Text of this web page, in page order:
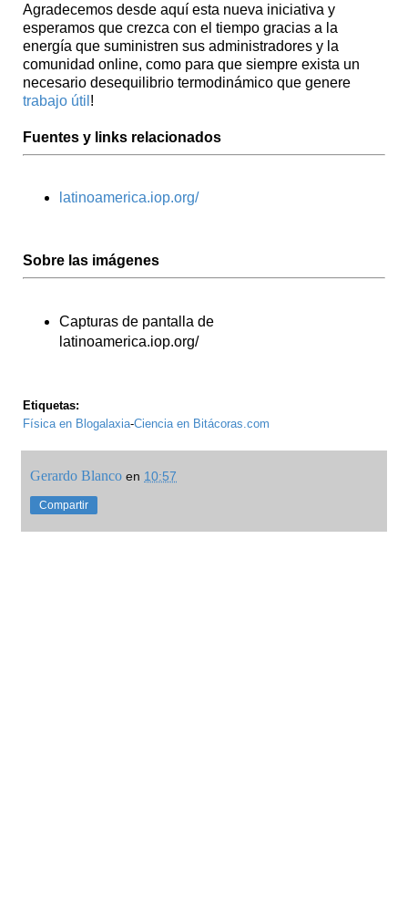
Agradecemos desde aquí esta nueva iniciativa y
esperamos que crezca con el tiempo gracias a la
energía que suministren sus administradores y la
comunidad online, como para que siempre exista un
necesario desequilibrio termodinámico que genere
trabajo útil !
Fuentes y links relacionados
latinoamerica.iop.org/
Sobre las imágenes
Capturas de pantalla de
latinoamerica.iop.org/
Etiquetas:
Física en Blogalaxia-Ciencia en Bitácoras.com
Gerardo Blanco en 10:57
Compartir